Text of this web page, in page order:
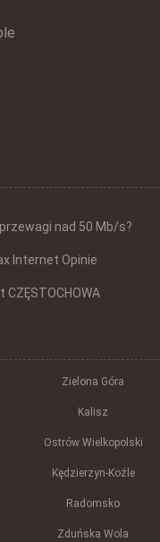
nad 50 Mb/s?
Internet Opinie
CZĘSTOCHOWA
Zielona Góra
Kalisz
Ostrów Wielkopolski
Kędzierzyn-Koźle
Radomsko
Zduńska Wola